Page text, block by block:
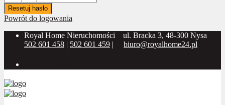
Resetuj hasło
Powrót do logowania
Royal Home Nieruchomości
ul. Bracka 3, 48-300 Nysa
502 601 458 | 502 601 459 | biuro@royalhome24.pl